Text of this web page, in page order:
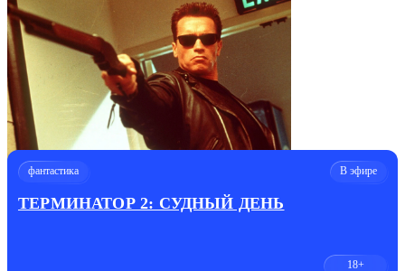
фантастика В эфире
ТЕРМИНАТОР 2: СУДНЫЙ ДЕНЬ
18+